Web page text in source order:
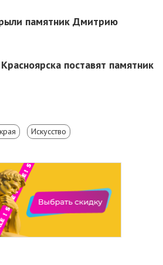
памятник Дмитрию
поставят памятник
Искусство